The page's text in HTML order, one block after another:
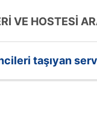
VE HOSTESİ
taşıyan